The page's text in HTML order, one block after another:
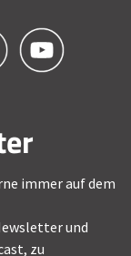
immer auf dem
und
zu